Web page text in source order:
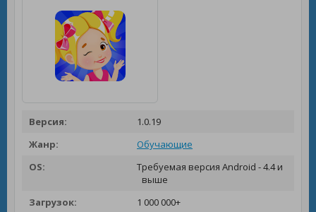
Версия:
1.0.19
Жанр:
Обучающие
OS:
Требуемая версия Android - 4.4 и
выше
Загрузок:
1 000 000+